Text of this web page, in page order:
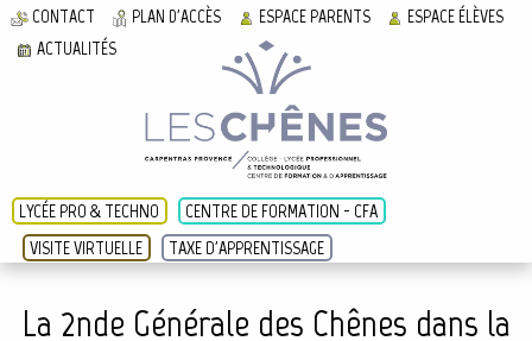
LYCÉE PRO & TECHNO
CENTRE DE FORMATION - CFA
VISITE VIRTUELLE
TAXE D'APPRENTISSAGE
CONTACT PLAN D'ACCÈS ESPACE PARENTS
ESPACE ÉLÈVES
ACTUALITÉS
La 2nde Générale des Chênes dans la